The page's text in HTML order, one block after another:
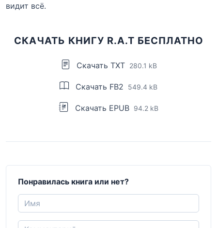
видит всё.
СКАЧАТЬ КНИГУ R.A.T БЕСПЛАТНО
Скачать TXT 280.1 kB
Скачать FB2 549.4 kB
Скачать EPUB 94.2 kB
Понравилась книга или нет?